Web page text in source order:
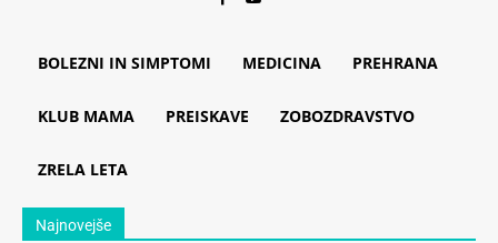
BOLEZNI IN SIMPTOMI MEDICINA PREHRANA
KLUB MAMA PREISKAVE ZOBOZDRAVSTVO
ZRELA LETA
Najnovejše